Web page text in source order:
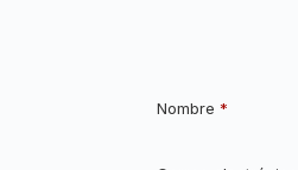
Nombre *